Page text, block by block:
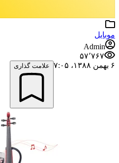
موبایل
Admin
۵۷٬۷۶۷
۶ بهمن ۱۳۸۸،‏ ۷:۰۵
علامت گذاری